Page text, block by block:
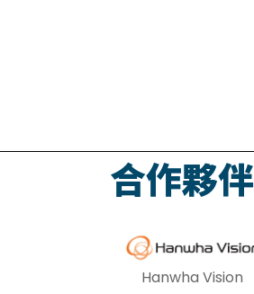
合作夥伴
Hanwha Vision